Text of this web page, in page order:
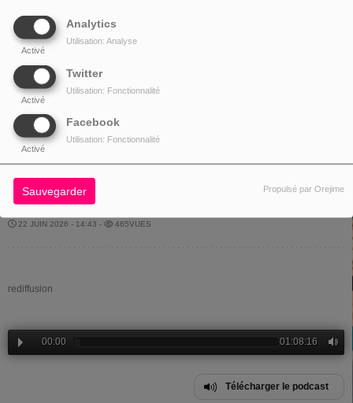
Analytics
Activé
Utilisation: Analyse
Twitter
Activé
Utilisation: Fonctionnalité
Facebook
Activé
Utilisation: Fonctionnalité
Sauvegarder Propulsé par Orejime
22 JUIN 2026 - 14:43 - 465VUES
rediffusion
00:00 01:08:16
Télécharger le podcast